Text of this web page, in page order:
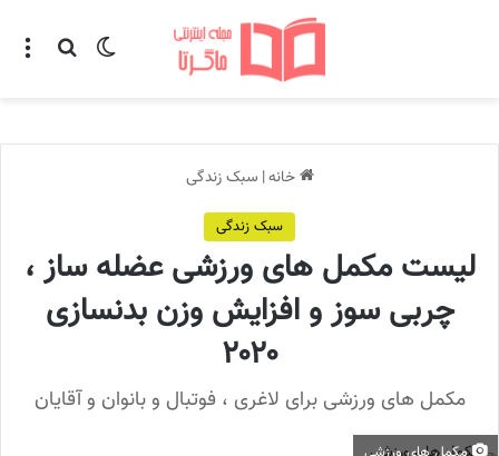
تغییر پوسته
خانه| سبک زندگی
سبک زندگی
لیست مکمل های ورزشی عضله ساز ،
چربی سوز و افزایش وزن بدنسازی
۲۰۲۰
مکمل های ورزشی برای لاغری ، فوتبال و بانوان و آقایان